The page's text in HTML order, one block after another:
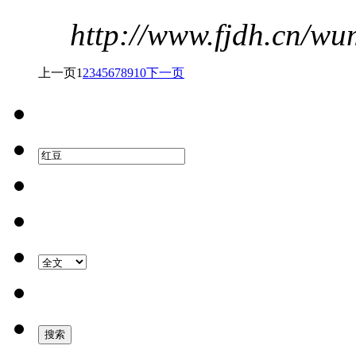
http://www.fjdh.cn/
上一页1 2345678910下一页